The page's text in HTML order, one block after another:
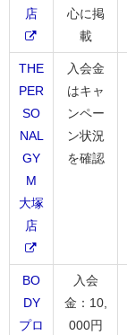
店
心に掲
載
THE
PER
SO
NAL
GY
M
大塚
店
入会金
はキャ
ンペー
ン状況
を確認
BO
DY
プロ
入会
金：10,
000円